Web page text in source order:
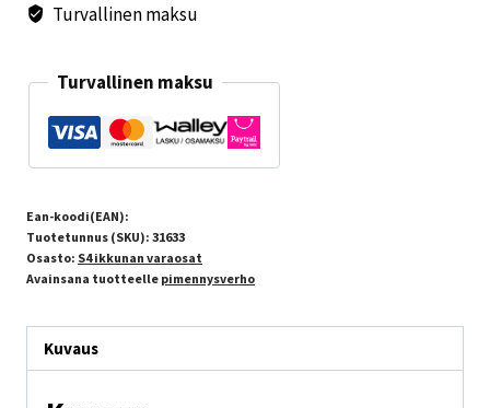
Turvallinen maksu
Turvallinen maksu
Ean-koodi(EAN):
Tuotetunnus (SKU): 31633
Osasto: S4 ikkunan varaosat
Avainsana tuotteelle pimennysverho
Kuvaus